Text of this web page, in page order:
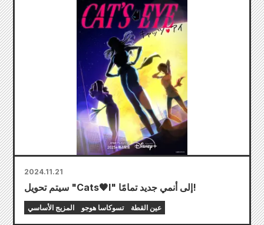
2024.11.21
سيتم تحويل "Cats🖤I" إلى أنمي جديد تمامًا!
المزيج الأساسي تسوكاسا هوجو عين القطة